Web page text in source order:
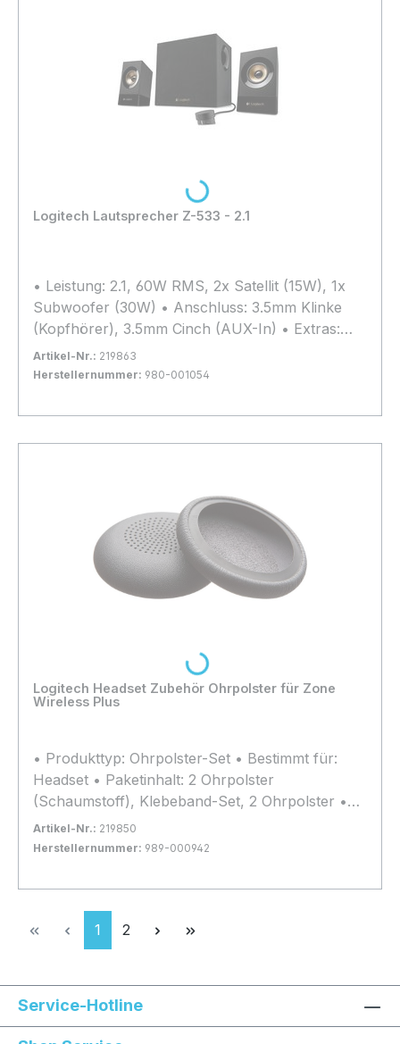
Logitech Lautsprecher Z-533 - 2.1
• Leistung: 2.1, 60W RMS, 2x Satellit (15W), 1x
Subwoofer (30W) • Anschluss: 3.5mm Klinke
(Kopfhörer), 3.5mm Cinch (AUX-In) • Extras:
Kabelfernbedienung
Artikel-Nr.: 219863
Herstellernummer: 980-001054
In den Warenkorb
Loading...
Logitech Headset Zubehör Ohrpolster für Zone
Wireless Plus
• Produkttyp: Ohrpolster-Set • Bestimmt für:
Headset • Paketinhalt: 2 Ohrpolster
(Schaumstoff), Klebeband-Set, 2 Ohrpolster •
Breite: 7.04 cm • Tiefe: 7.04 cm • Höhe: 1.64 cm
Artikel-Nr.: 219850
Herstellernummer: 989-000942
In den Warenkorb
Loading...
Seite
1 Seite
2
Service-Hotline